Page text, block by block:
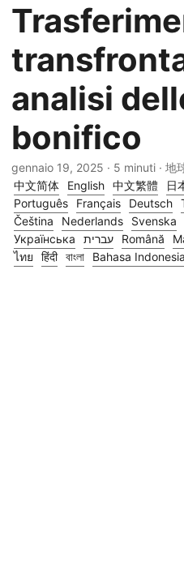
analisi
bonifico
gennaio 19, 2025 · 5 minuti ·
中文简体
English 中文繁體 日
Português
Français Deutsch
Čeština
Nederlands Svenska
Українська
עברית Română
ไทย
हिंदी বাংলা Bahasa Indonesia